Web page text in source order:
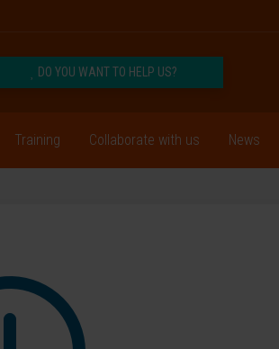
DO YOU WANT TO HELP US?
Training Collaborate with us News